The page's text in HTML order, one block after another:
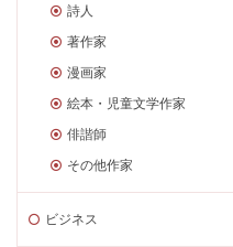
詩人
著作家
漫画家
絵本・児童文学作家
俳諧師
その他作家
ビジネス